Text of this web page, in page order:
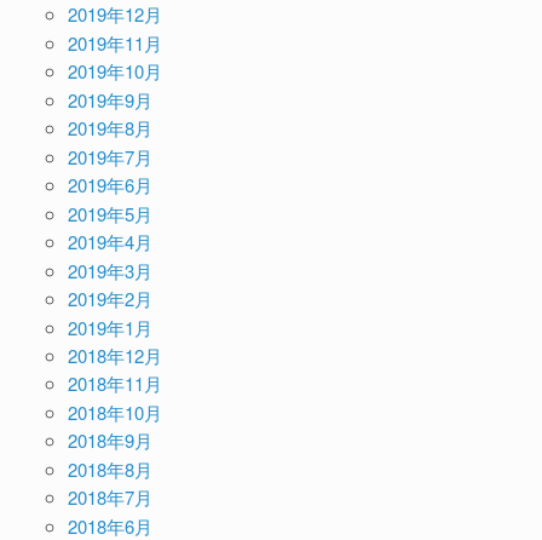
2019年12月
2019年11月
2019年10月
2019年9月
2019年8月
2019年7月
2019年6月
2019年5月
2019年4月
2019年3月
2019年2月
2019年1月
2018年12月
2018年11月
2018年10月
2018年9月
2018年8月
2018年7月
2018年6月